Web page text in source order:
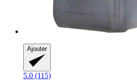
Ajouter
5.0 (115)